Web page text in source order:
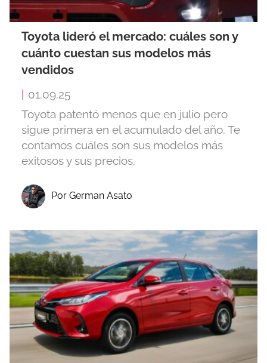
Toyota lideró el mercado: cuáles son y
cuánto cuestan sus modelos más
vendidos
| 01.09.25
Toyota patentó menos que en julio pero
sigue primera en el acumulado del año. Te
contamos cuáles son sus modelos más
exitosos y sus precios.
Por German Asato